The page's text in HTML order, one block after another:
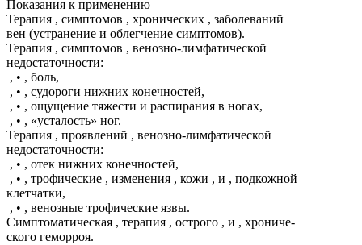
Показания к применению
Терапия , симптомов , хронических , заболеваний
вен (устранение и облегчение симптомов).
Терапия , симптомов , венозно-лимфатической
недостаточности:
, • , боль,
, • , судороги нижних конечностей,
, • , ощущение тяжести и распирания в ногах,
, • , «усталость» ног.
Терапия , проявлений , венозно-лимфатической
недостаточности:
, • , отек нижних конечностей,
, • , трофические , изменения , кожи , и , подкожной
клетчатки,
, • , венозные трофические язвы.
Симптоматическая , терапия , острого , и , хрониче-
ского геморроя.